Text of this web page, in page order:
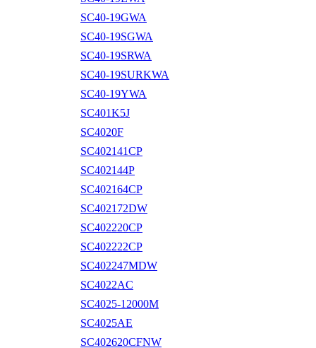
SC40-19GWA
SC40-19SGWA
SC40-19SRWA
SC40-19SURKWA
SC40-19YWA
SC401K5J
SC4020F
SC402141CP
SC402144P
SC402164CP
SC402172DW
SC402220CP
SC402222CP
SC402247MDW
SC4022AC
SC4025-12000M
SC4025AE
SC402620CFNW